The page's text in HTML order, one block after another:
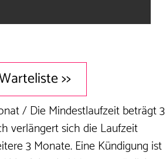
>>
/ Die Mindestlaufzeit beträgt 3
verlängert sich die Laufzeit
3 Monate. Eine Kündigung ist